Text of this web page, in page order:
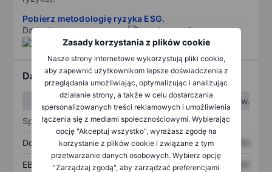
Zasady korzystania z plików cookie
Nasze strony internetowe wykorzystują pliki cookie,
aby zapewnić użytkownikom lepsze doświadczenia z
przeglądania umożliwiając, optymalizując i analizując
działanie strony, a także w celu dostarczania
spersonalizowanych treści reklamowych i umożliwienia
łączenia się z mediami społecznościowymi. Wybierając
opcję "Akceptuj wszystko", wyrażasz zgodę na
korzystanie z plików cookie i związane z tym
przetwarzanie danych osobowych. Wybierz opcję
"Zarządzaj zgodą", aby zarządzać preferencjami
Pobierz metodologię ryzyka ESG.
Dane dostarczone przez
/
Dane finansowe
W I kw.
W II kw.
Sprawozdanie z zysków
Dochód XXXXXXX XXXXXXX
EBITDA XXXXXXX XXXXXXX